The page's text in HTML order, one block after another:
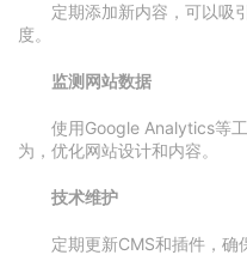
定期添加新内容，可以吸
度。
监测网站数据
使用Google Analytics等
为，优化网站设计和内容。
技术维护
定期更新CMS和插件，确